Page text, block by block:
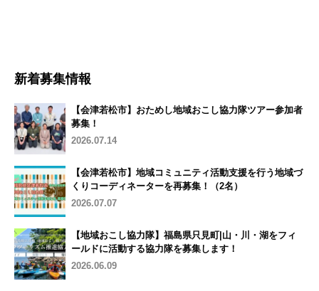
新着募集情報
【会津若松市】おためし地域おこし協力隊ツアー参加者
募集！
2026.07.14
【会津若松市】地域コミュニティ活動支援を行う地域づ
くりコーディネーターを再募集！（2名）
2026.07.07
【地域おこし協力隊】福島県只見町|山・川・湖をフィ
ールドに活動する協力隊を募集します！
2026.06.09